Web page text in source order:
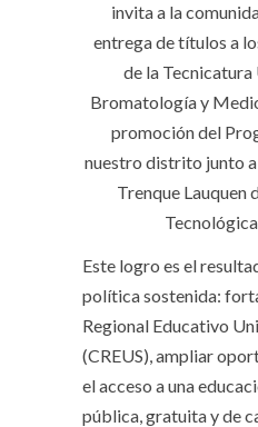
invita a la
entrega de títulos a
de la
Bromatología y
promoción del
nuestro distrito junto
Trenque Lauquen
Este logro es el
política sostenida:
Regional Educativo
(CREUS), ampliar
el acceso a una
pública, gratuita y de